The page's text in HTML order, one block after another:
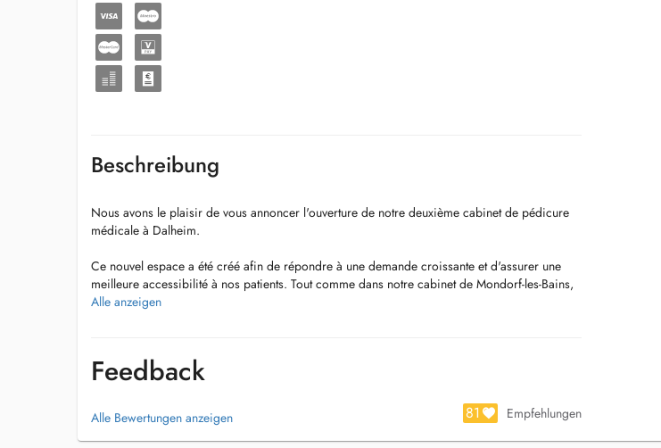
Beschreibung
Nous avons le plaisir de vous annoncer l'ouverture de notre deuxième cabinet de pédicure
médicale à Dalheim.
Ce nouvel espace a été créé afin de répondre à une demande croissante et d'assurer une
meilleure accessibilité à nos patients. Tout comme dans notre cabinet de Mondorf-les-Bains,
nous y proposons l'ensemble de nos prestations de pédicure médicale.
créneaux sont prévus chaque jour seulement par appel téléphonique.
Alle anzeigen
Feedback
Alle Bewertungen anzeigen 81 Empfehlungen